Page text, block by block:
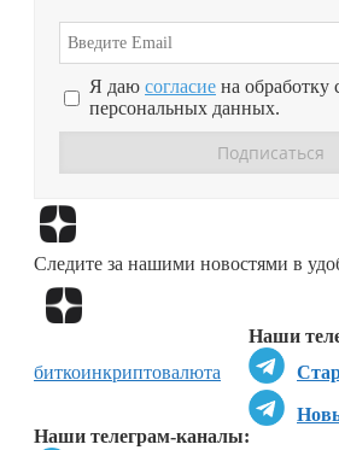
Я даю согласие на обработку
персональных данных.
Следите за нашими новостями в
Наши
Наши телеграм-каналы:
биткоинкриптовалюта